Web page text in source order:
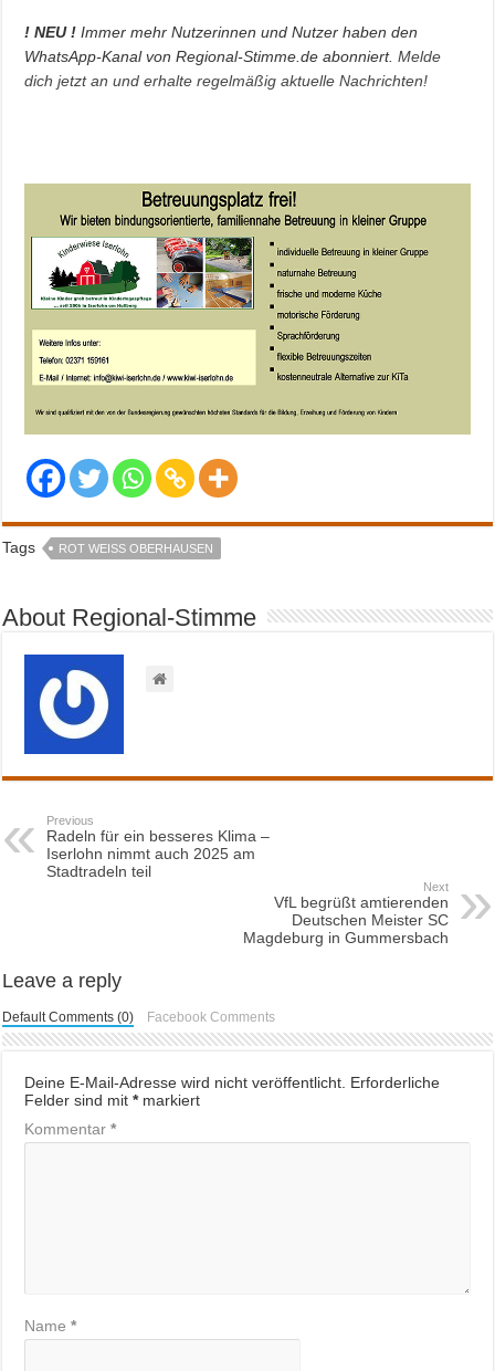
! NEU ! Immer mehr Nutzerinnen und Nutzer haben den
WhatsApp-Kanal von Regional-Stimme.de abonniert.Melde
dich jetzt an und erhalte regelmäßig aktuelle Nachrichten!
Tags ROT WEISS OBERHAUSEN
About Regional-Stimme
Previous
Radeln für ein besseres Klima –
Iserlohn nimmt auch 2025 am
Stadtradeln teil
Next
VfL begrüßt amtierenden
Deutschen Meister SC
Magdeburg in Gummersbach
Leave a reply
Default Comments (0) Facebook Comments
Deine E-Mail-Adresse wird nicht veröffentlicht. Erforderliche
Felder sind mit*markiert
Kommentar*
Name*